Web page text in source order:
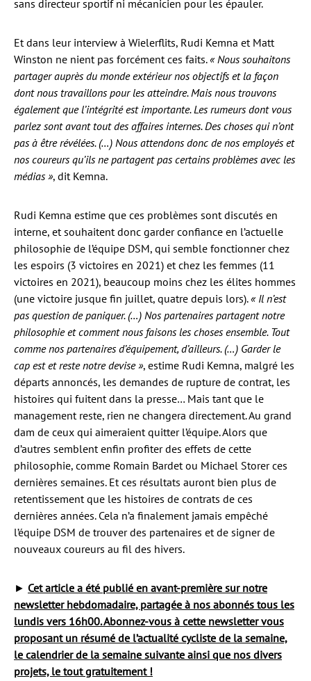
sans directeur sportif ni mécanicien pour les épauler.
Et dans leur interview à Wielerflits, Rudi Kemna et Matt
Winston ne nient pas forcément ces faits.« Nous souhaitons
partager auprès du monde extérieur nos objectifs et la façon
dont nous travaillons pour les atteindre. Mais nous trouvons
également que l’intégrité est importante. Les rumeurs dont vous
parlez sont avant tout des affaires internes. Des choses qui n’ont
pas à être révélées. (…) Nous attendons donc de nos employés et
nos coureurs qu’ils ne partagent pas certains problèmes avec les
médias », dit Kemna.
Rudi Kemna estime que ces problèmes sont discutés en
interne, et souhaitent donc garder confiance en l’actuelle
philosophie de l’équipe DSM, qui semble fonctionner chez
les espoirs (3 victoires en 2021) et chez les femmes (11
victoires en 2021), beaucoup moins chez les élites hommes
(une victoire jusque fin juillet, quatre depuis lors).« Il n’est
pas question de paniquer. (…) Nos partenaires partagent notre
philosophie et comment nous faisons les choses ensemble. Tout
comme nos partenaires d’équipement, d’ailleurs. (…) Garder le
cap est et reste notre devise », estime Rudi Kemna, malgré les
départs annoncés, les demandes de rupture de contrat, les
histoires qui fuitent dans la presse… Mais tant que le
management reste, rien ne changera directement. Au grand
dam de ceux qui aimeraient quitter l’équipe. Alors que
d’autres semblent enfin profiter des effets de cette
philosophie, comme Romain Bardet ou Michael Storer ces
dernières semaines. Et ces résultats auront bien plus de
retentissement que les histoires de contrats de ces
dernières années. Cela n’a finalement jamais empêché
l’équipe DSM de trouver des partenaires et de signer de
nouveaux coureurs au fil des hivers.
► Cet article a été publié en avant-première sur notre
newsletter hebdomadaire, partagée à nos abonnés tous les
lundis vers 16h00. Abonnez-vous à cette newsletter vous
proposant un résumé de l’actualité cycliste de la semaine,
le calendrier de la semaine suivante ainsi que nos divers
projets, le tout gratuitement !